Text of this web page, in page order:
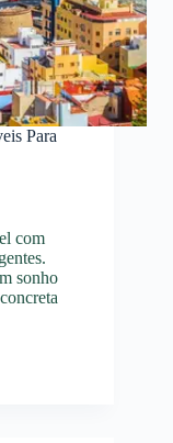
Para
com
sonho